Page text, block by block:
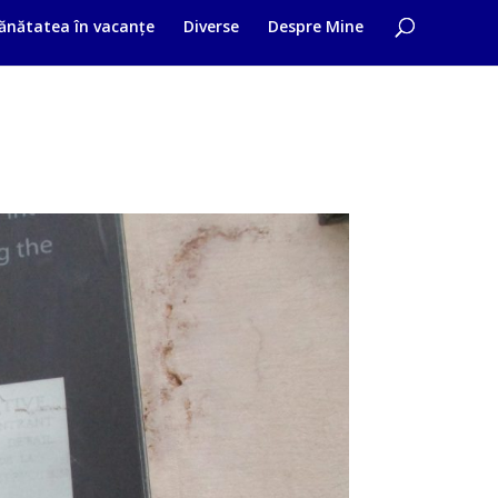
în vacanțe Diverse Despre Mine